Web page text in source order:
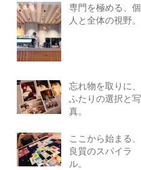
専門を極める、個
人と全体の視野。
忘れ物を取りに、
ふたりの選択と写
真。
ここから始まる、
良質のスパイラ
ル。